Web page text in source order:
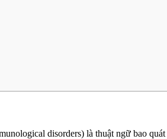
disorders) là thuật ngữ bao